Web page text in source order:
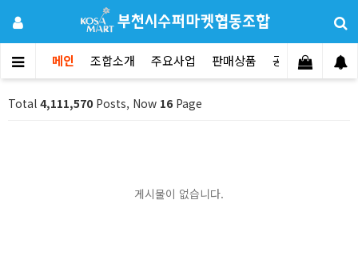
메인 조합소개 주요사업 판매상품 공지사항 문
Total 4,111,570 Posts, Now 16 Page
게시물이 없습니다.